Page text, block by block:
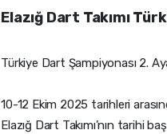
Elazığ Dart Takımı
Türkiye Dart Şampiyonası 2.
10-12 Ekim 2025 tarihleri
Elazığ Dart Takımı’nın tarihi